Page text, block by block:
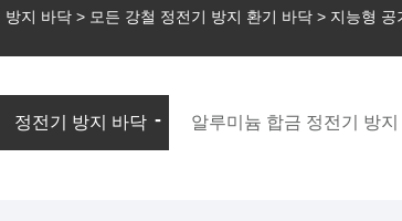
방지 바닥 > 모든 강철 정전기 방지 환기 바닥 > 지능형 공
정전기 방지 바닥 알루미늄 합금 정전기 방